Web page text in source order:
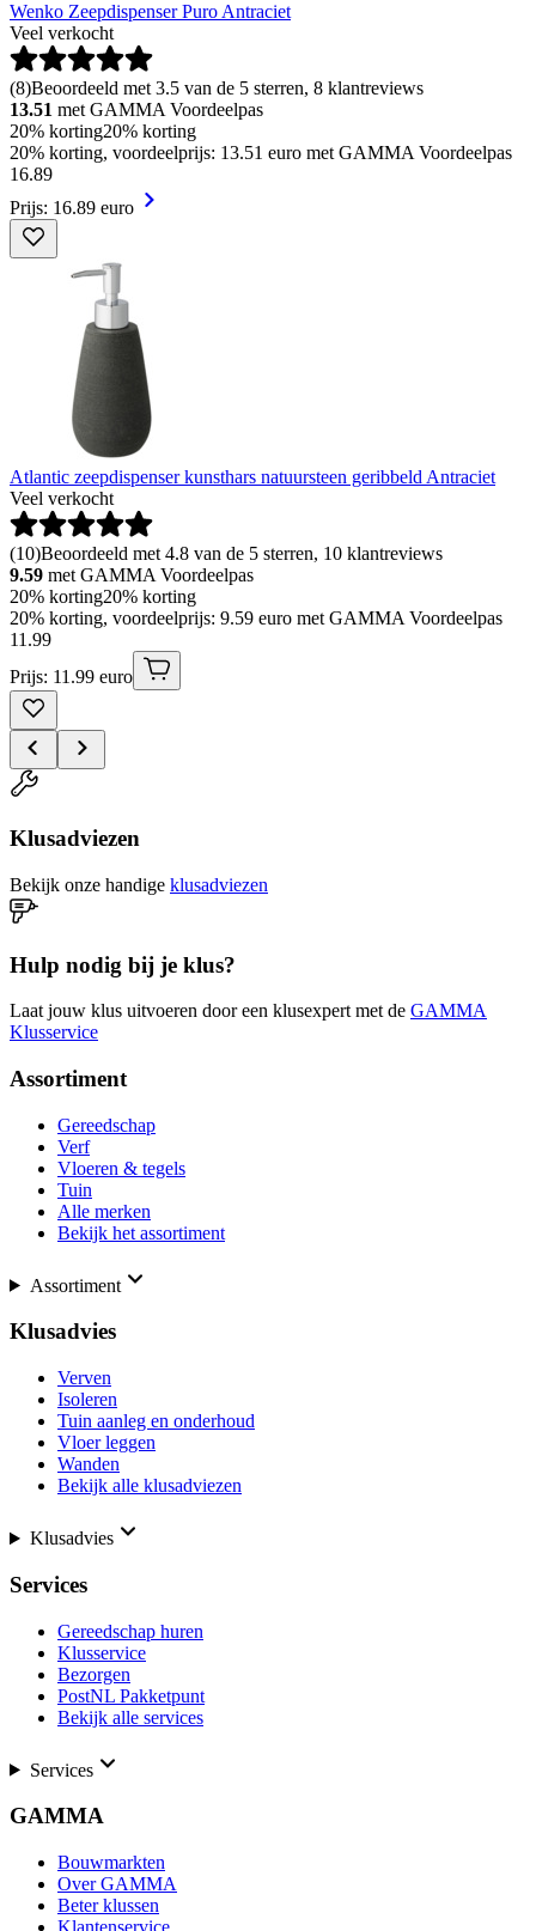
Wenko Zeepdispenser Puro Antraciet
Veel verkocht
(8)Beoordeeld met 3.5 van de 5 sterren, 8 klantreviews
13.51 met GAMMA Voordeelpas
20% korting20% korting
20% korting, voordeelprijs: 13.51 euro met GAMMA Voordeelpas
16.89
Prijs: 16.89 euro
Atlantic zeepdispenser kunsthars natuursteen geribbeld Antraciet
Veel verkocht
(10)Beoordeeld met 4.8 van de 5 sterren, 10 klantreviews
9.59 met GAMMA Voordeelpas
20% korting20% korting
20% korting, voordeelprijs: 9.59 euro met GAMMA Voordeelpas
11.99
Prijs: 11.99 euro
Klusadviezen
Bekijk onze handige klusadviezen
Hulp nodig bij je klus?
Laat jouw klus uitvoeren door een klusexpert met de GAMMA
Klusservice
Assortiment
Gereedschap
Verf
Vloeren & tegels
Tuin
Alle merken
Bekijk het assortiment
Assortiment
Klusadvies
Verven
Isoleren
Tuin aanleg en onderhoud
Vloer leggen
Wanden
Bekijk alle klusadviezen
Klusadvies
Services
Gereedschap huren
Klusservice
Bezorgen
PostNL Pakketpunt
Bekijk alle services
Services
GAMMA
Bouwmarkten
Over GAMMA
Beter klussen
Klantenservice